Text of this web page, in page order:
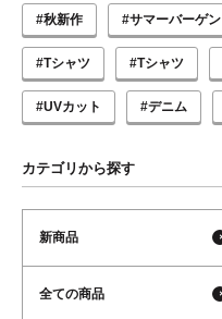
#秋新作 #サマーバーゲン
#Tシャツ #Tシャツ
#UVカット #デニム
カテゴリから探す
新商品
全ての商品